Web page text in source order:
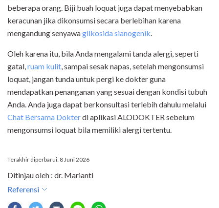
beberapa orang. Biji buah loquat juga dapat menyebabkan
keracunan jika dikonsumsi secara berlebihan karena
mengandung senyawaglikosida sianogenik
Oleh karena itu, bila Anda mengalami tanda alergi, seperti
gatal, ruam kulit , sampai sesak napas, setelah mengonsumsi
loquat, jangan tunda untuk pergi ke dokter guna
mendapatkan penanganan yang sesuai dengan kondisi tubuh
Anda. Anda juga dapat berkonsultasi terlebih dahulu melalui
Chat Bersama Dokterdi aplikasi ALODOKTER sebelum
mengonsumsi loquat bila memiliki alergi tertentu.
Terakhir diperbarui: 8 Juni 2026